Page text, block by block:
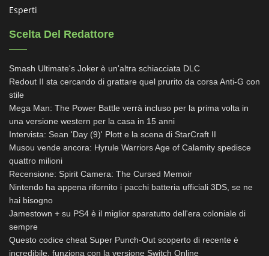
Esperti
Scelta Del Redattore
Smash Ultimate's Joker è un'altra schiacciata DLC
Redout II sta cercando di grattare quel prurito da corsa Anti-G con
stile
Mega Man: The Power Battle verrà incluso per la prima volta in
una versione western per la casa in 15 anni
Intervista: Sean 'Day (9)' Plott e la scena di StarCraft II
Musou vende ancora: Hyrule Warriors Age of Calamity spedisce
quattro milioni
Recensione: Spirit Camera: The Cursed Memoir
Nintendo ha appena rifornito i pacchi batteria ufficiali 3DS, se ne
hai bisogno
Jamestown + su PS4 è il miglior sparatutto dell'era coloniale di
sempre
Questo codice cheat Super Punch-Out scoperto di recente è
incredibile, funziona con la versione Switch Online